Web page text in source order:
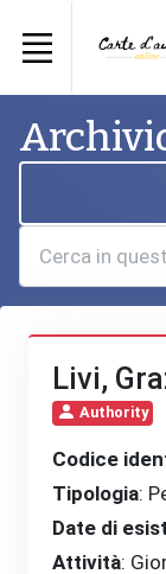
Livi,
Authority
Codice
Tipologia:
Date di
Attività: